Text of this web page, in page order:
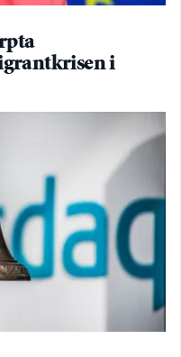
i